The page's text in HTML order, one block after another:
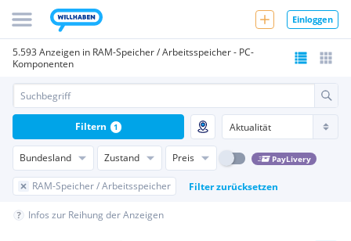
Einloggen
5.593 Anzeigen in RAM-Speicher / Arbeitsspeicher - PC-
Komponenten
Bundesland Zustand Preis PayLivery
RAM-Speicher / Arbeitsspeicher Filter zurücksetzen
Filtern 1
Infos zur Reihung der Anzeigen